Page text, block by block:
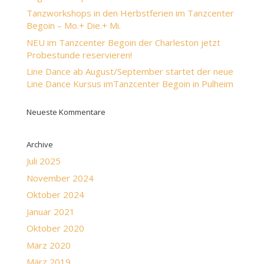
Tanzworkshops in den Herbstferien im Tanzcenter
Begoin – Mo.+ Die.+ Mi.
NEU im Tanzcenter Begoin der Charleston jetzt
Probestunde reservieren!
Line Dance ab August/September startet der neue
Line Dance Kursus imTanzcenter Begoin in Pulheim
Neueste Kommentare
Archive
Juli 2025
November 2024
Oktober 2024
Januar 2021
Oktober 2020
März 2020
März 2019